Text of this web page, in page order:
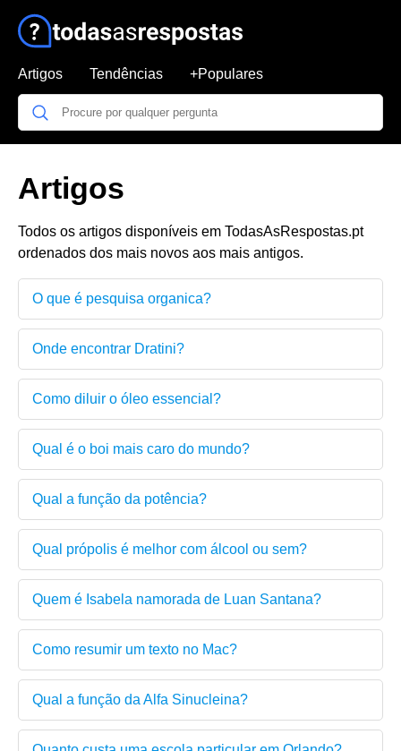
Artigos Tendências +Populares
Artigos
Todos os artigos disponíveis em TodasAsRespostas.pt
ordenados dos mais novos aos mais antigos.
O que é pesquisa organica?
Onde encontrar Dratini?
Como diluir o óleo essencial?
Qual é o boi mais caro do mundo?
Qual a função da potência?
Qual própolis é melhor com álcool ou sem?
Quem é Isabela namorada de Luan Santana?
Como resumir um texto no Mac?
Qual a função da Alfa Sinucleina?